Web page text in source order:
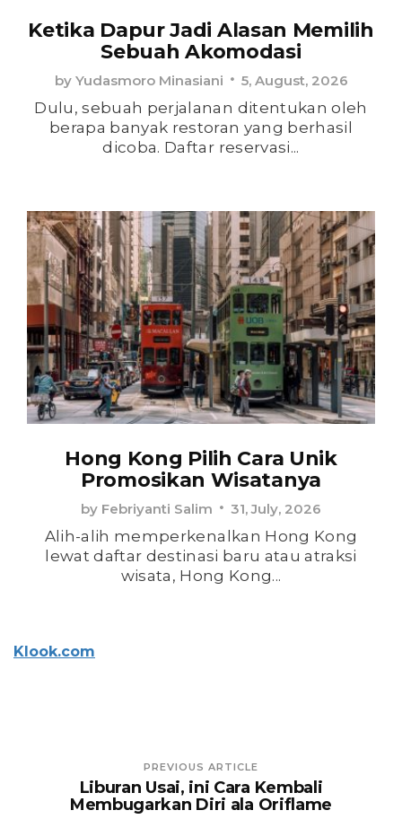
Ketika Dapur Jadi Alasan Memilih
Sebuah Akomodasi
by Yudasmoro Minasiani 5, August, 2026
Dulu, sebuah perjalanan ditentukan oleh
berapa banyak restoran yang berhasil
dicoba. Daftar reservasi...
Hong Kong Pilih Cara Unik
Promosikan Wisatanya
by Febriyanti Salim 31, July, 2026
Alih-alih memperkenalkan Hong Kong
lewat daftar destinasi baru atau atraksi
wisata, Hong Kong...
Klook.com
PREVIOUS ARTICLE
Liburan Usai, ini Cara Kembali
Membugarkan Diri ala Oriflame